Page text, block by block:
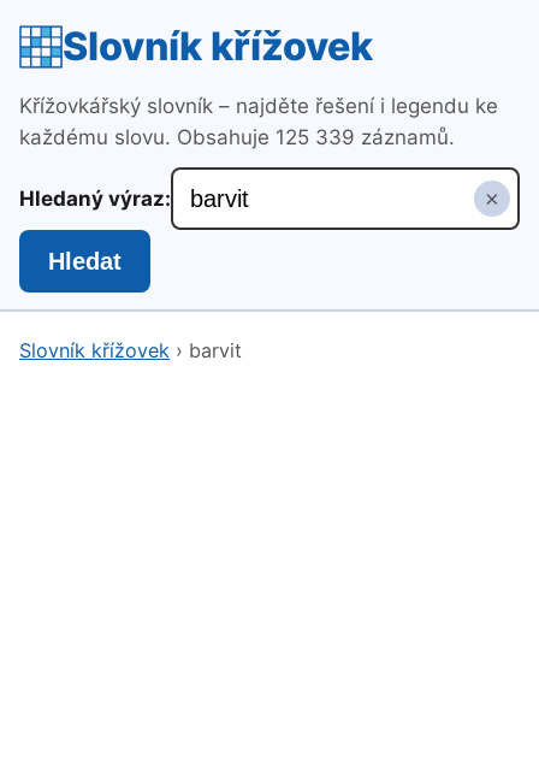
Slovník křížovek
Křížovkářský slovník – najděte řešení i legendu ke
každému slovu. Obsahuje 125 339 záznamů.
Hledaný výraz: ×
Hledat
Slovník křížovek › barvit